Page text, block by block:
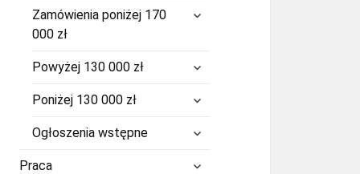
Zamówienia poniżej 170
000 zł
rozwiń
menu
Powyżej 130 000 zł
rozwiń
menu
potomne
Poniżej 130 000 złrozwiń
menu
Ogłoszenia wstępne
rozwiń
menu
Praca